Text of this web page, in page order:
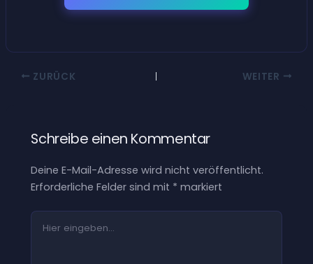
ZURÜCK WEITER
Schreibe einen Kommentar
Deine E-Mail-Adresse wird nicht veröffentlicht.
Erforderliche Felder sind mit * markiert
Hier
eingeben…